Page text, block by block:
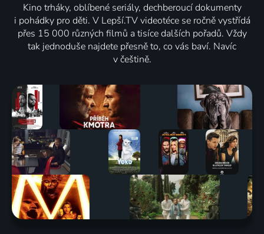
Kino trháky, oblíbené seriály, dechberoucí dokumenty
i pohádky pro děti. V Lepší.TV videotéce se ročně vystřídá
přes 15 000 různých filmů a tisíce dalších pořadů. Vždy
tak jednoduše najdete přesně to, co vás baví. Navíc
v češtině.